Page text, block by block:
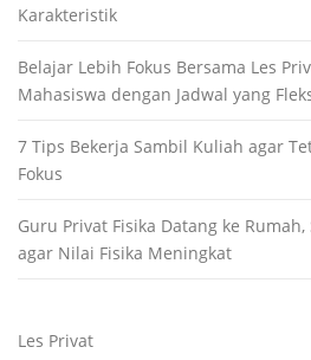
Karakteristik
Belajar Lebih Fokus Bersama Les
Mahasiswa dengan Jadwal yang
7 Tips Bekerja Sambil Kuliah agar
Fokus
Guru Privat Fisika Datang ke
agar Nilai Fisika Meningkat
Les Privat